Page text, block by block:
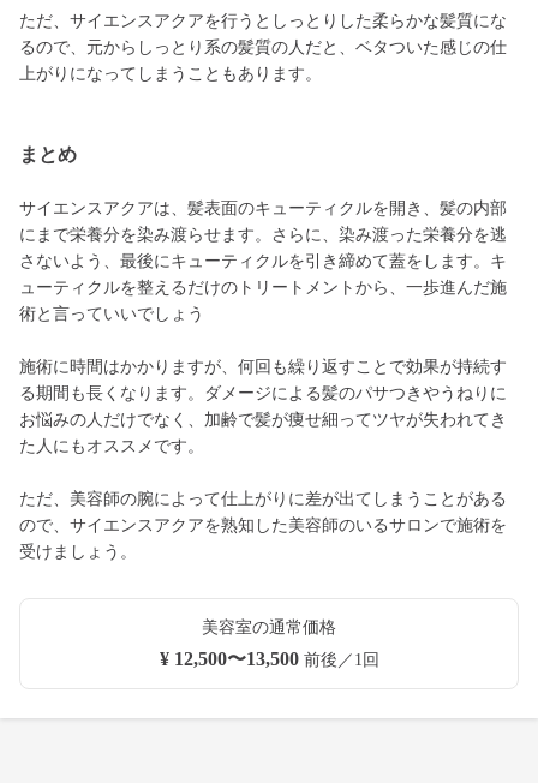
ただ、サイエンスアクアを行うとしっとりした柔らかな髪質にな
るので、元からしっとり系の髪質の人だと、ベタついた感じの仕
上がりになってしまうこともあります。
まとめ
サイエンスアクアは、髪表面のキューティクルを開き、髪の内部
にまで栄養分を染み渡らせます。さらに、染み渡った栄養分を逃
さないよう、最後にキューティクルを引き締めて蓋をします。キ
ューティクルを整えるだけのトリートメントから、一歩進んだ施
術と言っていいでしょう
施術に時間はかかりますが、何回も繰り返すことで効果が持続す
る期間も長くなります。ダメージによる髪のパサつきやうねりに
お悩みの人だけでなく、加齢で髪が痩せ細ってツヤが失われてき
た人にもオススメです。
ただ、美容師の腕によって仕上がりに差が出てしまうことがある
ので、サイエンスアクアを熟知した美容師のいるサロンで施術を
受けましょう。
美容室の通常価格
¥ 12,500〜13,500前後／1回